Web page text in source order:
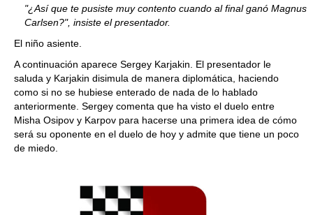
"¿Así que te pusiste muy contento cuando al final ganó Magnus
Carlsen?", insiste el presentador.
El niño asiente.
A continuación aparece Sergey Karjakin. El presentador le
saluda y Karjakin disimula de manera diplomática, haciendo
como si no se hubiese enterado de nada de lo hablado
anteriormente. Sergey comenta que ha visto el duelo entre
Misha Osipov y Karpov para hacerse una primera idea de cómo
será su oponente en el duelo de hoy y admite que tiene un poco
de miedo.